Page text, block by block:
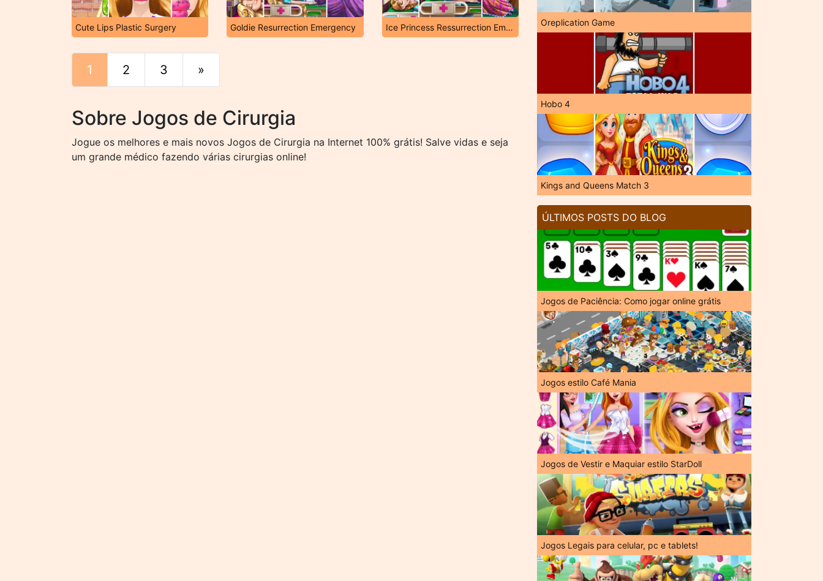
Cute Lips Plastic Surgery Goldie Resurrection Emergency Ice Princess Ressurrection Emergency
1 2 3 »
Sobre Jogos de Cirurgia
Jogue os melhores e mais novos Jogos de Cirurgia na Internet 100% grátis! Salve vidas e seja
um grande médico fazendo várias cirurgias online!
Oreplication Game
Hobo 4
Kings and Queens Match 3
ÚLTIMOS POSTS DO BLOG
Jogos de Paciência: Como jogar online grátis
Jogos estilo Café Mania
Jogos de Vestir e Maquiar estilo StarDoll
Jogos Legais para celular, pc e tablets!